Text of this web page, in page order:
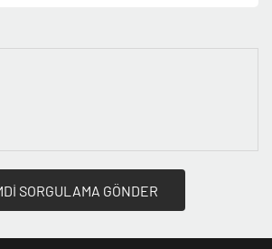
SORGULAMA GÖNDER